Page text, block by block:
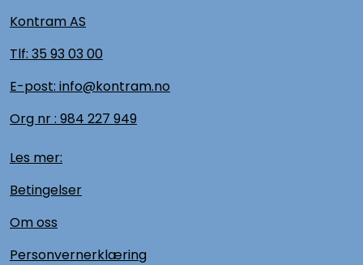
Kontram AS
Tlf: 35 93 03 00
E-post: info@kontram.no
Org nr : 984 227 949
Les mer:
Betingelser
Om oss
Personvernerklæring